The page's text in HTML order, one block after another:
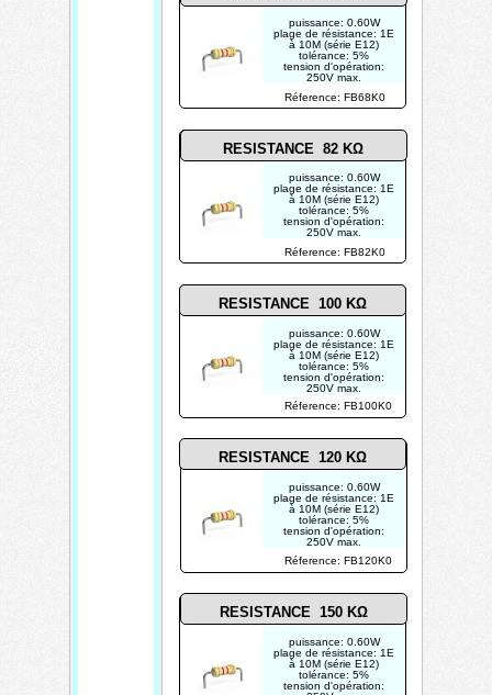
RESISTANCE 82 KΩ
RESISTANCE 150 KΩ
RESISTANCE 120 KΩ
RESISTANCE 100 KΩ
Réference: FB68K0
Réference: FB82K0
Réference: FB100K0
Réference: FB120K0
puissance: 0.60W
plage de résistance: 1E
à 10M (série E12)
tolérance: 5%
tension d'opération:
250V max.
puissance: 0.60W
plage de résistance: 1E
à 10M (série E12)
tolérance: 5%
tension d'opération:
250V max.
photo non contractuelle
puissance: 0.60W
plage de résistance: 1E
à 10M (série E12)
tolérance: 5%
tension d'opération:
250V max.
puissance: 0.60W
plage de résistance: 1E
à 10M (série E12)
tolérance: 5%
tension d'opération:
puissance: 0.60W
plage de résistance: 1E
à 10M (série E12)
tolérance: 5%
tension d'opération:
250V max.